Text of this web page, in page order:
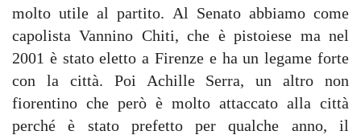
molto utile al partito. Al Senato abbiamo come
capolista Vannino Chiti, che è pistoiese ma nel
2001 è stato eletto a Firenze e ha un legame forte
con la città. Poi Achille Serra, un altro non
fiorentino che però è molto attaccato alla città
perché è stato prefetto per qualche anno, il